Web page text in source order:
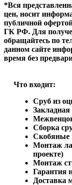
*Вся
цен, носит
публичной
ГК РФ. Для
обращайтесь по
данном сайте
время без
Что входит:
Сруб из
Закладная
Сборка
Скобяные
Монтаж
проекте)
Монтаж
Гарантия
Доставка